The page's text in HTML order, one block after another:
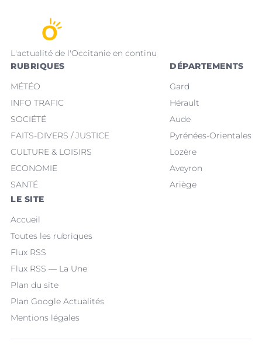
L'actualité de l'Occitanie en continu
RUBRIQUES
MÉTÉO
INFO TRAFIC
SOCIÉTÉ
FAITS-DIVERS / JUSTICE
CULTURE & LOISIRS
ECONOMIE
SANTÉ
DÉPARTEMENTS
Gard
Hérault
Aude
Pyrénées-Orientales
Lozère
Aveyron
Ariège
LE SITE
Accueil
Toutes les rubriques
Flux RSS
Flux RSS — La Une
Plan du site
Plan Google Actualités
Mentions légales